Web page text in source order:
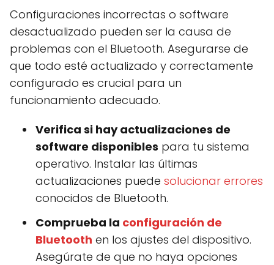
Configuraciones incorrectas o software
desactualizado pueden ser la causa de
problemas con el Bluetooth. Asegurarse de
que todo esté actualizado y correctamente
configurado es crucial para un
funcionamiento adecuado.
Verifica si hay actualizaciones de
software disponibles para tu sistema
operativo. Instalar las últimas
actualizaciones puede solucionar errores
conocidos de Bluetooth.
Comprueba la configuración de
Bluetooth en los ajustes del dispositivo.
Asegúrate de que no haya opciones